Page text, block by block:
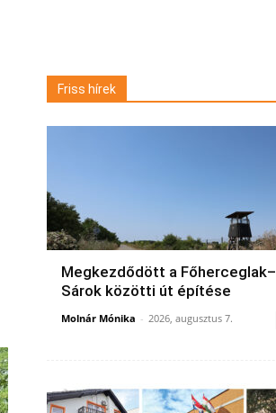
Friss hírek
Megkezdődött a Főherceglak–
Sárok közötti út építése
Molnár Mónika - 2026, augusztus 7.